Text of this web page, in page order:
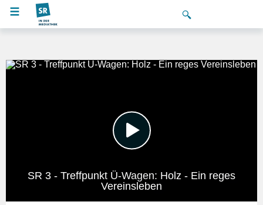
SR 3 - Treffpunkt Ü-Wagen: Holz - Ein reges
Vereinsleben